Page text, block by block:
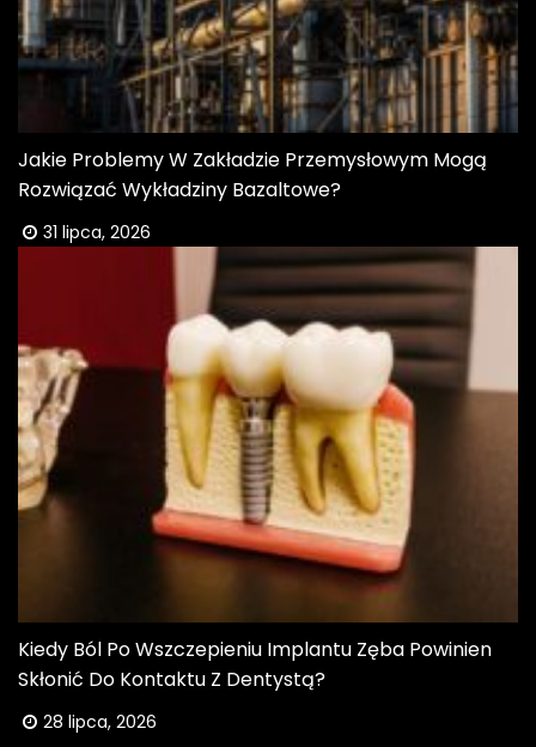
Jakie Problemy W Zakładzie Przemysłowym Mogą
Rozwiązać Wykładziny Bazaltowe?
31 lipca, 2026
Kiedy Ból Po Wszczepieniu Implantu Zęba Powinien
Skłonić Do Kontaktu Z Dentystą?
28 lipca, 2026